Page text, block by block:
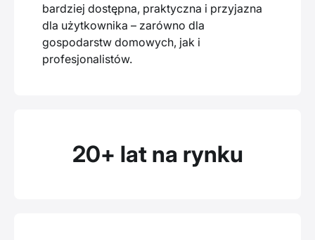
bardziej dostępna, praktyczna i przyjazna
dla użytkownika – zarówno dla
gospodarstw domowych, jak i
profesjonalistów.
20+ lat na rynku